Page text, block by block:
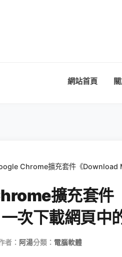
網站首頁
Chrome擴充套件《Download
擴充套
次下載網頁中
者： 阿湯分類： 電腦軟體